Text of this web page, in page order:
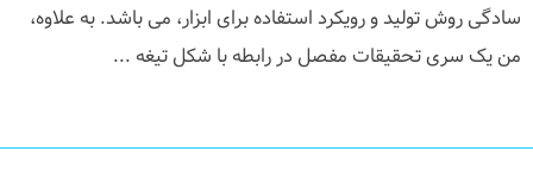
سادگی روش تولید و رویکرد استفاده برای ابزار، می باشد. به علاوه،
من یک سری تحقیقات مفصل در رابطه با شکل تیغه ...